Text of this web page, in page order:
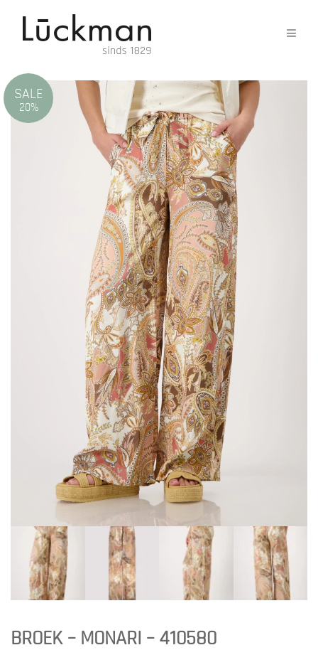
SALE
20%
BROEK – MONARI – 410580